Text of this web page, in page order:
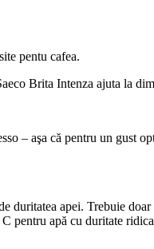
pentu cafea.
Brita Intenza ajuta la
– aşa că pentru un gust
duritatea apei. Trebuie
pentru apă cu duritate